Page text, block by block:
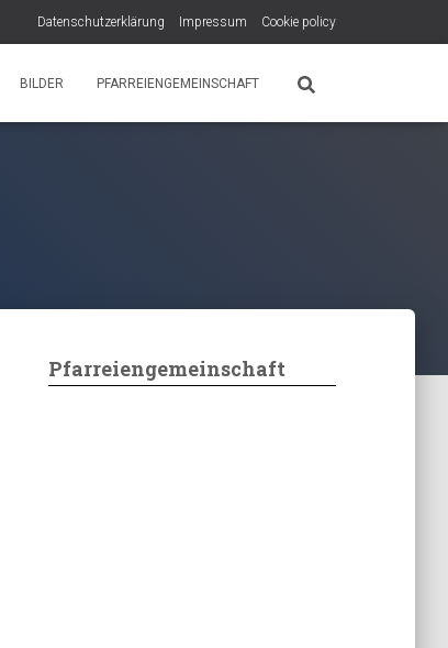
Datenschutzerklärung Impressum Cookie policy
BILDER PFARREIENGEMEINSCHAFT
Pfarreiengemeinschaft